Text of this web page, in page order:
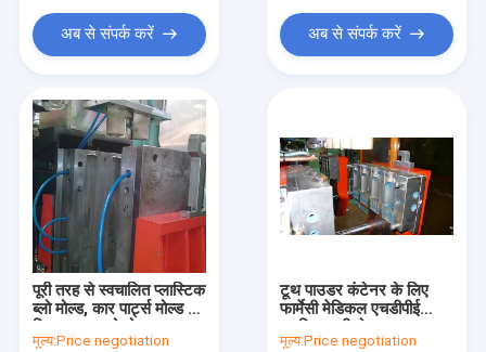
अब से संपर्क करें अब से संपर्क करें
पूरी तरह से स्वचालित प्लास्टिक
ब्लो मोल्ड, कार पार्ट्स मोल्ड के
मूल्य:Price negotiation
टूथ पाउडर कंटेनर के लिए
फार्मेसी मेडिकल एचडीपीई
मूल्य:Price negotiation